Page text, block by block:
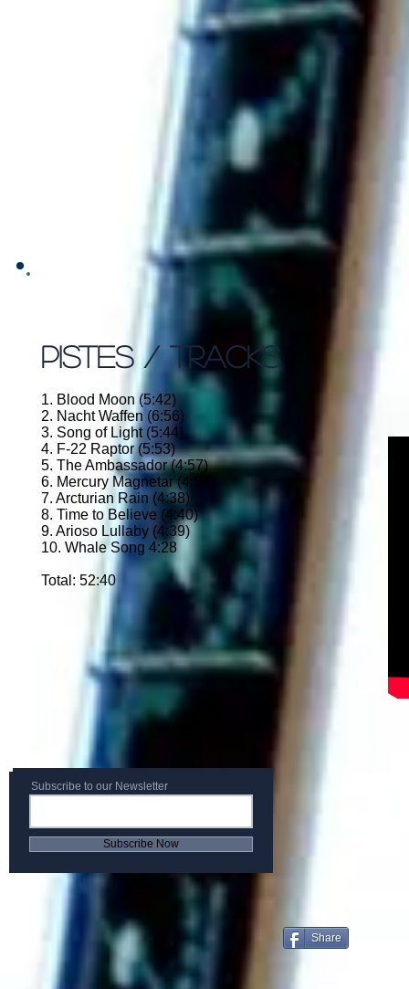
PISTES / TRACKS
1. Blood Moon (5:42)
2. Nacht Waffen (6:56)
3. Song of Light (5:44)
4. F-22 Raptor (5:53)
5. The Ambassador (4:57)
6. Mercury Magnetar (4:58)
7. Arcturian Rain (4:38)
8. Time to Believe (4:40)
9. Arioso Lullaby (4:39)
10. Whale Song 4:28
Total: 52:40
Subscribe to our Newsletter
Subscribe Now
Share